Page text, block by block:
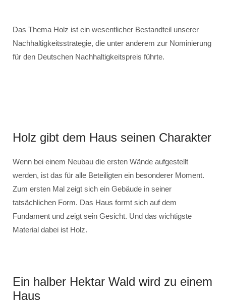
Das Thema Holz ist ein wesentlicher Bestandteil unserer
Nachhaltigkeitsstrategie, die unter anderem zur Nominierung
für den Deutschen Nachhaltigkeitspreis führte.
Holz gibt dem Haus seinen Charakter
Wenn bei einem Neubau die ersten Wände aufgestellt
werden, ist das für alle Beteiligten ein besonderer Moment.
Zum ersten Mal zeigt sich ein Gebäude in seiner
tatsächlichen Form. Das Haus formt sich auf dem
Fundament und zeigt sein Gesicht. Und das wichtigste
Material dabei ist Holz.
Ein halber Hektar Wald wird zu einem
Haus